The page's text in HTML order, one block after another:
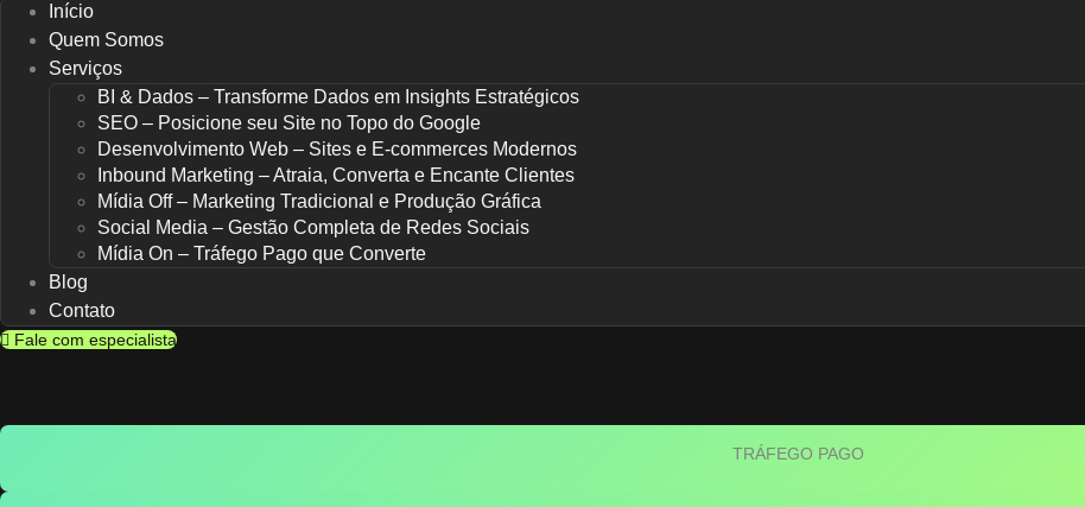
Início
Quem Somos
Serviços
BI & Dados – Transforme Dados em Insights Estratégicos
SEO – Posicione seu Site no Topo do Google
Desenvolvimento Web – Sites e E-commerces Modernos
Inbound Marketing – Atraia, Converta e Encante Clientes
Mídia Off – Marketing Tradicional e Produção Gráfica
Social Media – Gestão Completa de Redes Sociais
Mídia On – Tráfego Pago que Converte
Blog
Contato
Fale com especialista
TRÁFEGO PAGO